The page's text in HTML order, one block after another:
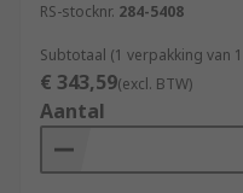
RS-stocknr. 284-5408
Subtotaal (1 verpakking van
€ 343,59(excl. BTW)
Aantal